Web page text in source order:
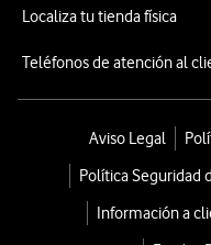
Localiza tu tienda física
Teléfonos de atención al
Aviso Legal
Política Seguridad
Información a